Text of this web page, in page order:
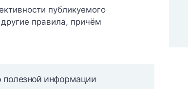
публикуемого
правила, причём
полезной информации